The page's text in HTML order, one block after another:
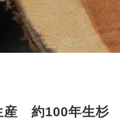
産 約100年生杉